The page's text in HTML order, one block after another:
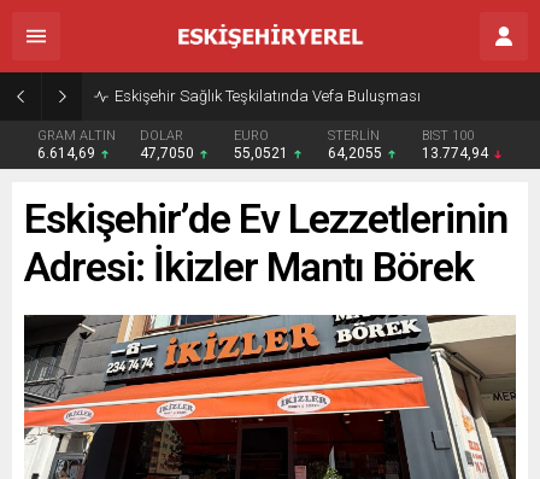
Eskişehir Sağlık Teşkilatında Vefa Buluşması
GRAM ALTIN
6.614,69
DOLAR
47,7050
EURO
55,0521
STERLİN
64,2055
BIST 100
13.774,94
Eskişehir’de Ev Lezzetlerinin
Adresi: İkizler Mantı Börek